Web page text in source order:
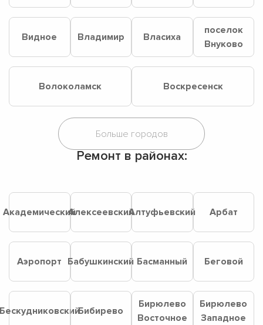
Видное Владимир Власиха
поселок
Внуково
Волоколамск Воскресенск
Ремонт в районах:
АкадемическийАлексеевскийАлтуфьевский Арбат
Аэропорт Бабушкинский Басманный Беговой
Бибирево
Бирюлево
Восточное
Бирюлево
Западное